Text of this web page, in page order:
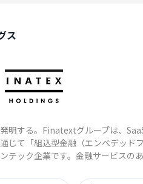
ス
明する。Finatextグループは、
じて「組込型金融（エンベデッド
テック企業です。金融サービスの